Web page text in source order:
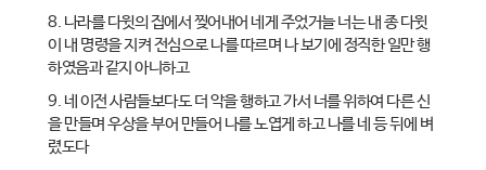
8. 나라를 다윗의 집에서 찢어내어 네게 주었거늘 너는 내 종 다윗
이 내 명령을 지켜 전심으로 나를 따르며 나 보기에 정직한 일만 행
하였음과 같지 아니하고
9. 네 이전 사람들보다도 더 악을 행하고 가서 너를 위하여 다른 신
을 만들며 우상을 부어 만들어 나를 노엽게 하고 나를 네 등 뒤에 벼
렸도다